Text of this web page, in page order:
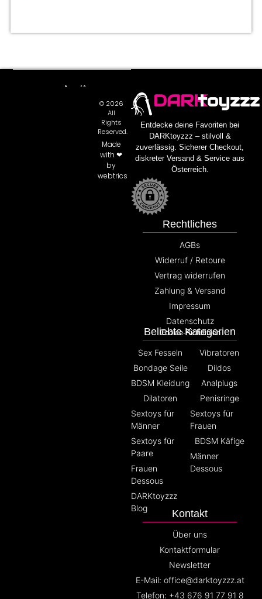
DARKtoyzzz
Entdecke deine Favoriten bei
DARKtoyzzz – stilvoll &
zuverlässig. Sicherer Checkout,
diskreter Versand & Service aus
Österreich.
Beliebte Kategorien
Sex Fesseln
Bondage Seile
BDSM Kleidung
Dilatoren
Sextoys für
Männer
Sextoys für
Paare
Frauen
Dessous
DARKtoyzzz
Blog
Vibratoren
Dildos
Analplugs
Penisringe
Sextoys für
Frauen
BDSM Käfige
Männer
Dessous
Rechtliches
AGBs
Widerruf / Retoure
Vertrag widerrufen
Zahlung & Versand
Impressum
Datenschutz
Cookie-Richtlinien
Kontakt
Über uns
Kontaktformular
Newsletter
E-Mail: office@darktoyzzz.at
Telefon: +43 676 91 77 91 8
© 2026
All
Rights
Reserved.
Made
with ❤
by
webtrics